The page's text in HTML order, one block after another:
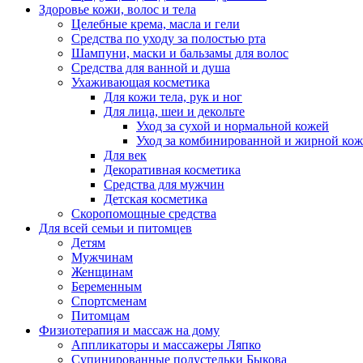
Здоровье кожи, волос и тела
Целебные крема, масла и гели
Средства по уходу за полостью рта
Шампуни, маски и бальзамы для волос
Средства для ванной и душа
Ухаживающая косметика
Для кожи тела, рук и ног
Для лица, шеи и декольте
Уход за сухой и нормальной кожей
Уход за комбинированной и жирной
Для век
Декоративная косметика
Средства для мужчин
Детская косметика
Скоропомощные средства
Для всей семьи и питомцев
Детям
Мужчинам
Женщинам
Беременным
Спортсменам
Питомцам
Физиотерапия и массаж на дому
Аппликаторы и массажеры Ляпко
Супинированные полустельки Быкова